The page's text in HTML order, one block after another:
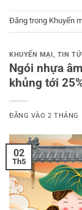
Đăng trong Khuyến
KHUYẾN MẠI, TIN
Ngói nhựa
khủng tới
ĐĂNG VÀO2 THÁNG
02
Th5